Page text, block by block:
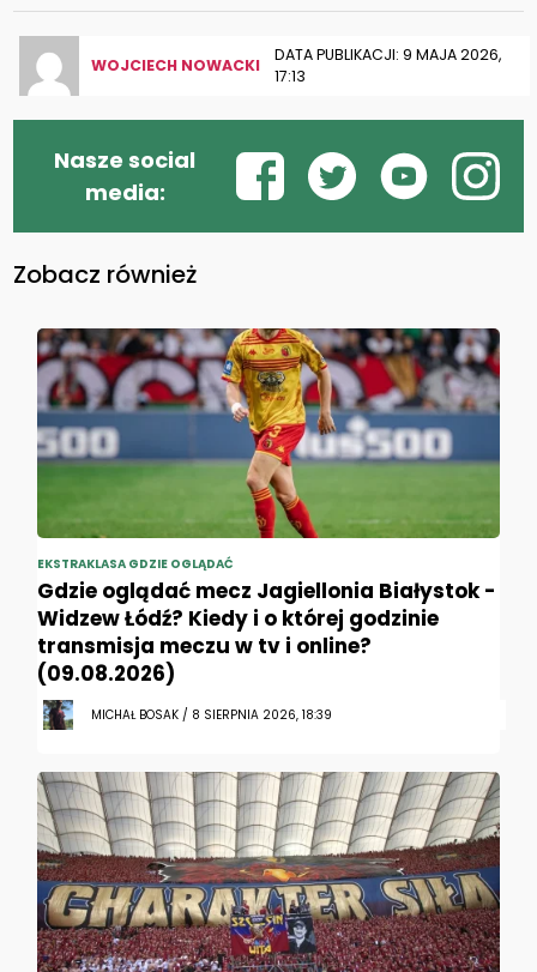
WOJCIECH NOWACKI
DATA PUBLIKACJI: 9 MAJA 2026,
17:13
Nasze social
media:
Zobacz również
EKSTRAKLASA GDZIE OGLĄDAĆ
Gdzie oglądać mecz Jagiellonia Białystok -
Widzew Łódź? Kiedy i o której godzinie
transmisja meczu w tv i online?
(09.08.2026)
MICHAŁ BOSAK / 8 SIERPNIA 2026, 18:39